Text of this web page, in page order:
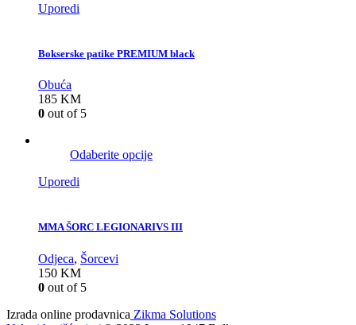
Uporedi
Bokserske patike PREMIUM black
Obuća
185 KM
0 out of 5
Odaberite opcije
Uporedi
MMA ŠORC LEGIONARIVS III
Odjeca, Šorcevi
150 KM
0 out of 5
Izrada online prodavnica Zikma Solutions